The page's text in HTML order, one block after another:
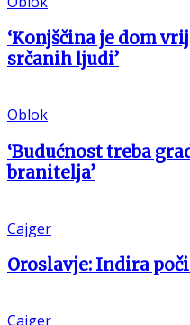
‘Konjščina je dom
srčanih ljudi’
Oblok
‘Budućnost treba
branitelja’
Cajger
Oroslavje: Indira
Cajger